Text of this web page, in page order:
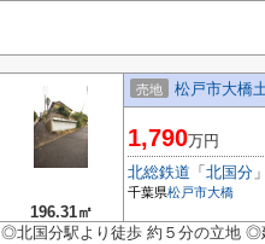
196.31㎡
売地 松戸市大橋
1,790万円
北総鉄道 「 北国分
千葉県松戸市大橋
◎北国分駅より徒歩 約５分の立地 ◎